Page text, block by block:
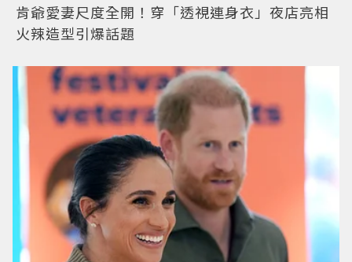
肯爺愛妻尺度全開！穿「透視連身衣」夜店亮相
火辣造型引爆話題